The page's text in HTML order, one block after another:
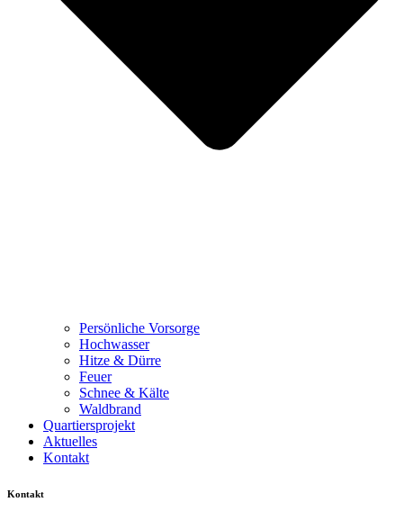
Persönliche Vorsorge
Hochwasser
Hitze & Dürre
Feuer
Schnee & Kälte
Waldbrand
Quartiersprojekt
Aktuelles
Kontakt
Kontakt